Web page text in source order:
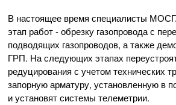
В настоящее время специалисты
этап работ - обрезку газопровода с
подводящих газопроводов, а также
ГРП. На следующих этапах
редуцирования с учетом технических
запорную арматуру, установленную в
и установят системы телеметрии.